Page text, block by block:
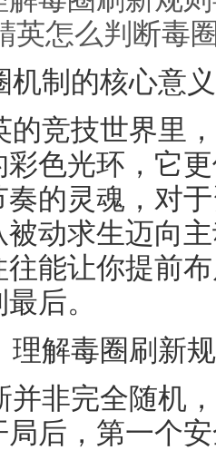
英怎么判断毒
机制的核心意义
的竞技世界里
色光环，它
的灵魂，对
被动求生迈向
能让你提前
后。
理解毒圈刷新
并非完全随机
后，第一个